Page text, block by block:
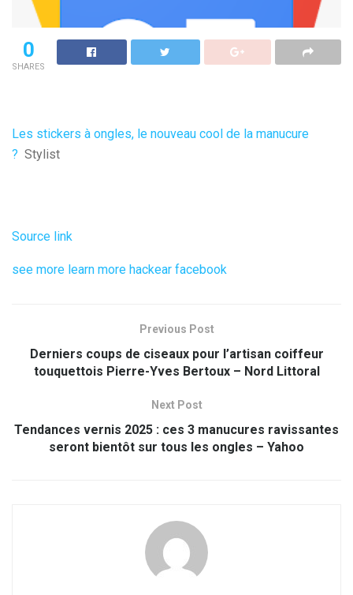
0
SHARES
Les stickers à ongles, le nouveau cool de la manucure
? Stylist
Source link
see more learn more hackear facebook
Previous Post
Derniers coups de ciseaux pour l’artisan coiffeur
touquettois Pierre-Yves Bertoux – Nord Littoral
Next Post
Tendances vernis 2025 : ces 3 manucures ravissantes
seront bientôt sur tous les ongles – Yahoo